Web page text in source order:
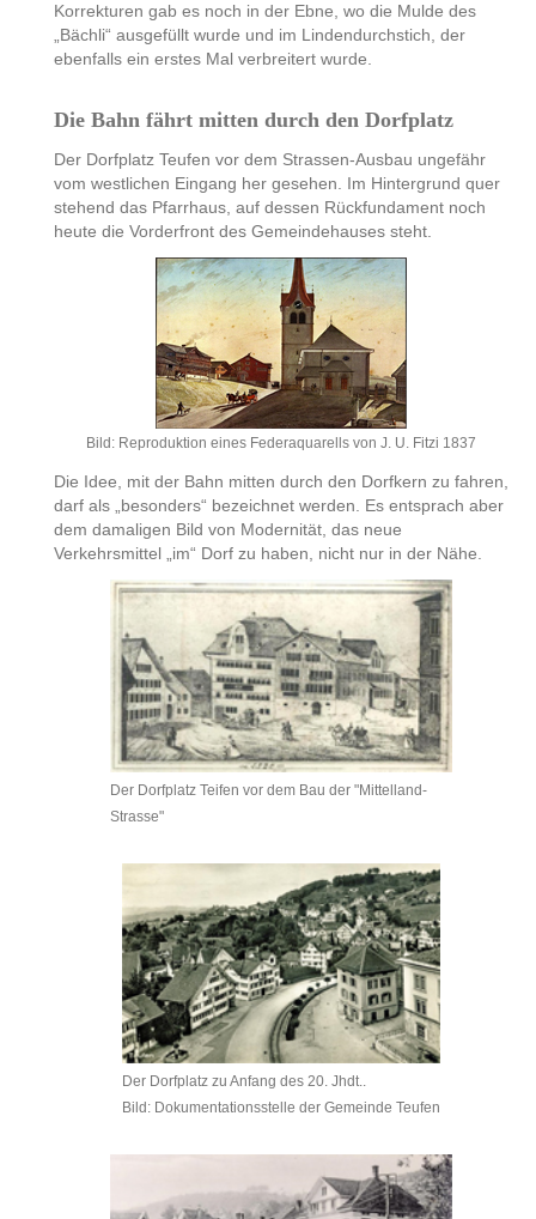
Korrekturen gab es noch in der Ebne, wo die Mulde des
„Bächli“ ausgefüllt wurde und im Lindendurchstich, der
ebenfalls ein erstes Mal verbreitert wurde.
Die Bahn fährt mitten durch den Dorfplatz
Der Dorfplatz Teufen vor dem Strassen-Ausbau ungefähr
vom westlichen Eingang her gesehen. Im Hintergrund quer
stehend das Pfarrhaus, auf dessen Rückfundament noch
heute die Vorderfront des Gemeindehauses steht.
Bild: Reproduktion eines Federaquarells von J. U. Fitzi 1837
Die Idee, mit der Bahn mitten durch den Dorfkern zu fahren,
darf als „besonders“ bezeichnet werden. Es entsprach aber
dem damaligen Bild von Modernität, das neue
Verkehrsmittel „im“ Dorf zu haben, nicht nur in der Nähe.
Der Dorfplatz Teifen vor dem Bau der "Mittelland-
Strasse"
Der Dorfplatz zu Anfang des 20. Jhdt..
Bild: Dokumentationsstelle der Gemeinde Teufen